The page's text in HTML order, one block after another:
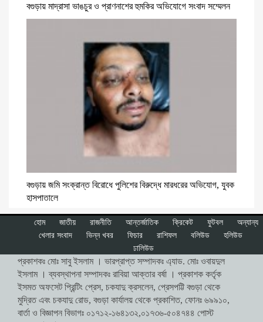
বগুড়ায় মাদ্রাসা ভাঙচুর ও প্রাণনাশের হুমকির অভিযোগে সংবাদ সম্মেলন
বগুড়ায় জমি সংক্রান্ত বিরোধে পুলিশের বিরুদ্ধে মারধরের অভিযোগ, যুবক
হাসপাতালে
হোম জাতীয় রাজনীতি আন্তর্জাতিক ক্রিকেট ফুটবল
অন্যান্য
খেলার সংবাদ
ভিন্ন খবর ফিচার রাশিফল বলিউড
হলিউড
ঢালিউড
প্রকাশকঃ মোঃ সাবু ইসলাম । ভারপ্রাপ্ত সম্পাদকঃ এ্যাড. মোঃ ওবায়দুল
ইসলাম । ব্যবস্থাপনা সম্পাদকঃ রাবিয়া আক্তার বর্ষা । প্রকাশক কর্তৃক
ইসমত অফসেট প্রিন্টিং প্রেস, চকযাদু ক্রসলেন, প্রেসপট্টি বগুড়া থেকে
মুদ্রিত এবং চকযাদু রোড, বগুড়া কার্যালয় থেকে প্রকাশিত, ফোনঃ ৬৯৯১০,
বার্তা ও বিজ্ঞাপন বিভাগঃ ০১৭১২-১৬৪১৩২,০১৭৩৬-৫০৪৭৪৪ পোস্ট